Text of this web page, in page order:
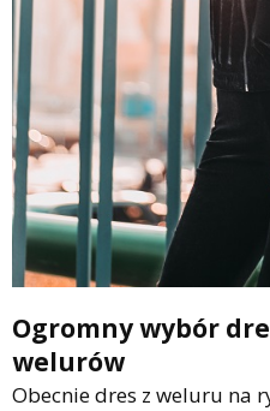
Ogromny wybór
welurów
Obecnie dres z weluru na